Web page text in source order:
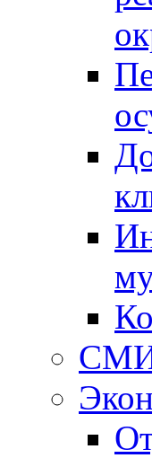
СМИ